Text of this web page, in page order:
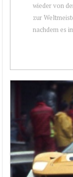
wieder von
zur
nachdem es